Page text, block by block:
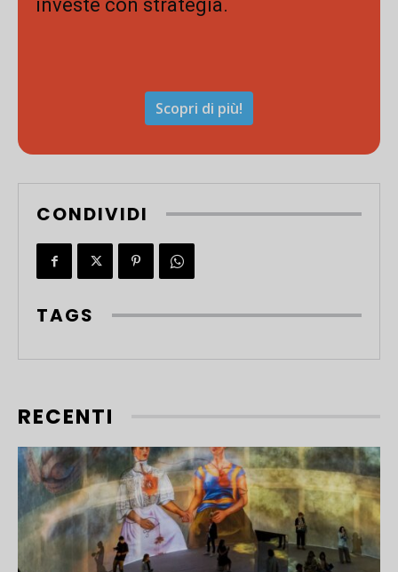
investe con strategia.
Scopri di più!
CONDIVIDI
TAGS
RECENTI